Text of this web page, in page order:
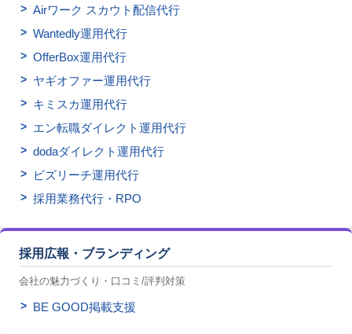
Airワーク スカウト配信代行
Wantedly運用代行
OfferBox運用代行
ヤギオファー運用代行
キミスカ運用代行
エン転職ダイレクト運用代行
dodaダイレクト運用代行
ビズリーチ運用代行
採用業務代行・RPO
採用広報・ブランディング
会社の魅力づくり・口コミ/評判対策
BE GOOD掲載支援